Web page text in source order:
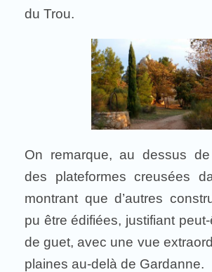
du Trou.
On remarque, au dessus
des plateformes creusées
montrant que d’autres
pu être édifiées, justifiant
de guet, avec une vue
plaines au-delà de Gardanne.